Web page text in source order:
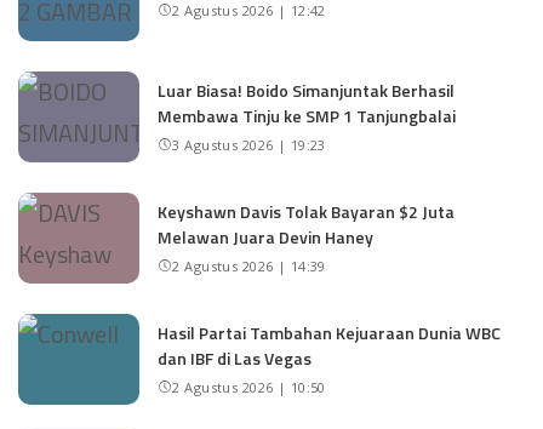
2 Agustus 2026 | 12:42
Luar Biasa! Boido Simanjuntak Berhasil
Membawa Tinju ke SMP 1 Tanjungbalai
3 Agustus 2026 | 19:23
Keyshawn Davis Tolak Bayaran $2 Juta
Melawan Juara Devin Haney
2 Agustus 2026 | 14:39
Hasil Partai Tambahan Kejuaraan Dunia WBC
dan IBF di Las Vegas
2 Agustus 2026 | 10:50